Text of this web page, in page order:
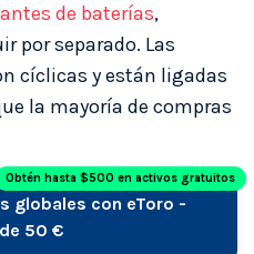
de baterías,
por separado. Las
cíclicas y están ligadas
la mayoría de compras
globales con eToro -
50 €
Obtén hasta $500 en activos gratuitos